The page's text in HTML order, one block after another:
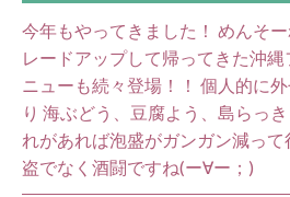
今年もやってきました！ めんそ
レードアップして帰ってきた沖
ニューも続々登場！！ 個人的に
り 海ぶどう、豆腐よう、島らっ
れがあれば泡盛がガンガン減っ
盗でなく酒闘ですね(ー∀ー；)